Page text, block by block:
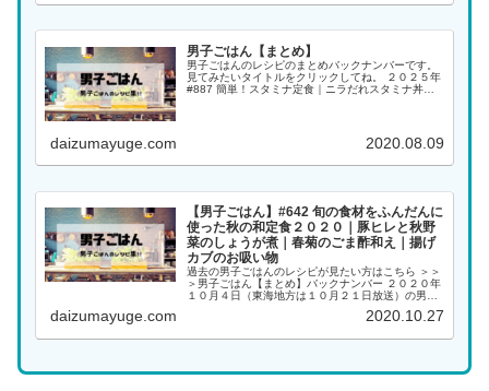
男子ごはん【まとめ】
男子ごはんのレシピのまとめバックナンバーです。
見てみたいタイトルをクリックしてね。 ２０２５年
#887 簡単！スタミナ定食｜ニラだれスタミナ丼｜
daizumayuge.com 2020.08.09
【男子ごはん】#642 旬の食材をふんだんに
使った秋の和定食２０２０｜豚ヒレと秋野
菜のしょうが煮｜春菊のごま酢和え｜揚げ
カブのお吸い物
過去の男子ごはんのレシピが見たい方はこちら ＞＞
＞男子ごはん【まとめ】バックナンバー ２０２０年
１０月４日（東海地方は１０月２１日放送）の男子
ごはんは、 こってり餡だけど後味さっぱり！ 豚ヒ
レと秋野菜のしょうが煮 パパッと簡単！ごはんがす
daizumayuge.com 2020.10.27